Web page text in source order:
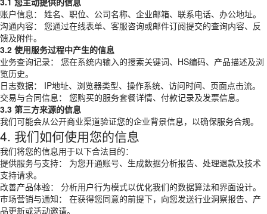
账户信息： 姓名、职位、公司名称、企业邮箱、联系电话、办公地址。
沟通内容： 您通过在线表单、客服咨询或邮件订阅提交的查询内容、反
馈及附件。
3.2 使用服务过程中产生的信息
业务查询记录： 您在系统内输入的搜索关键词、HS编码、产品描述及浏
览历史。
日志数据： IP地址、浏览器类型、操作系统、访问时间、页面点击流。
交易与合同信息： 您购买的服务套餐详情、付款记录及发票信息。
3.3 第三方来源的信息
我们可能会从公开商业渠道验证您的企业背景信息，以确保服务合规。
4. 我们如何使用您的信息
我们将您的信息用于以下合法目的：
提供服务与支持： 为您开通账号、生成数据分析报告、处理退款及技术
支持请求。
改善产品体验： 分析用户行为模式以优化我们的数据算法和界面设计。
市场营销与通知： 在获得您同意的前提下，向您发送行业洞察报告、产
品更新或活动邀请。